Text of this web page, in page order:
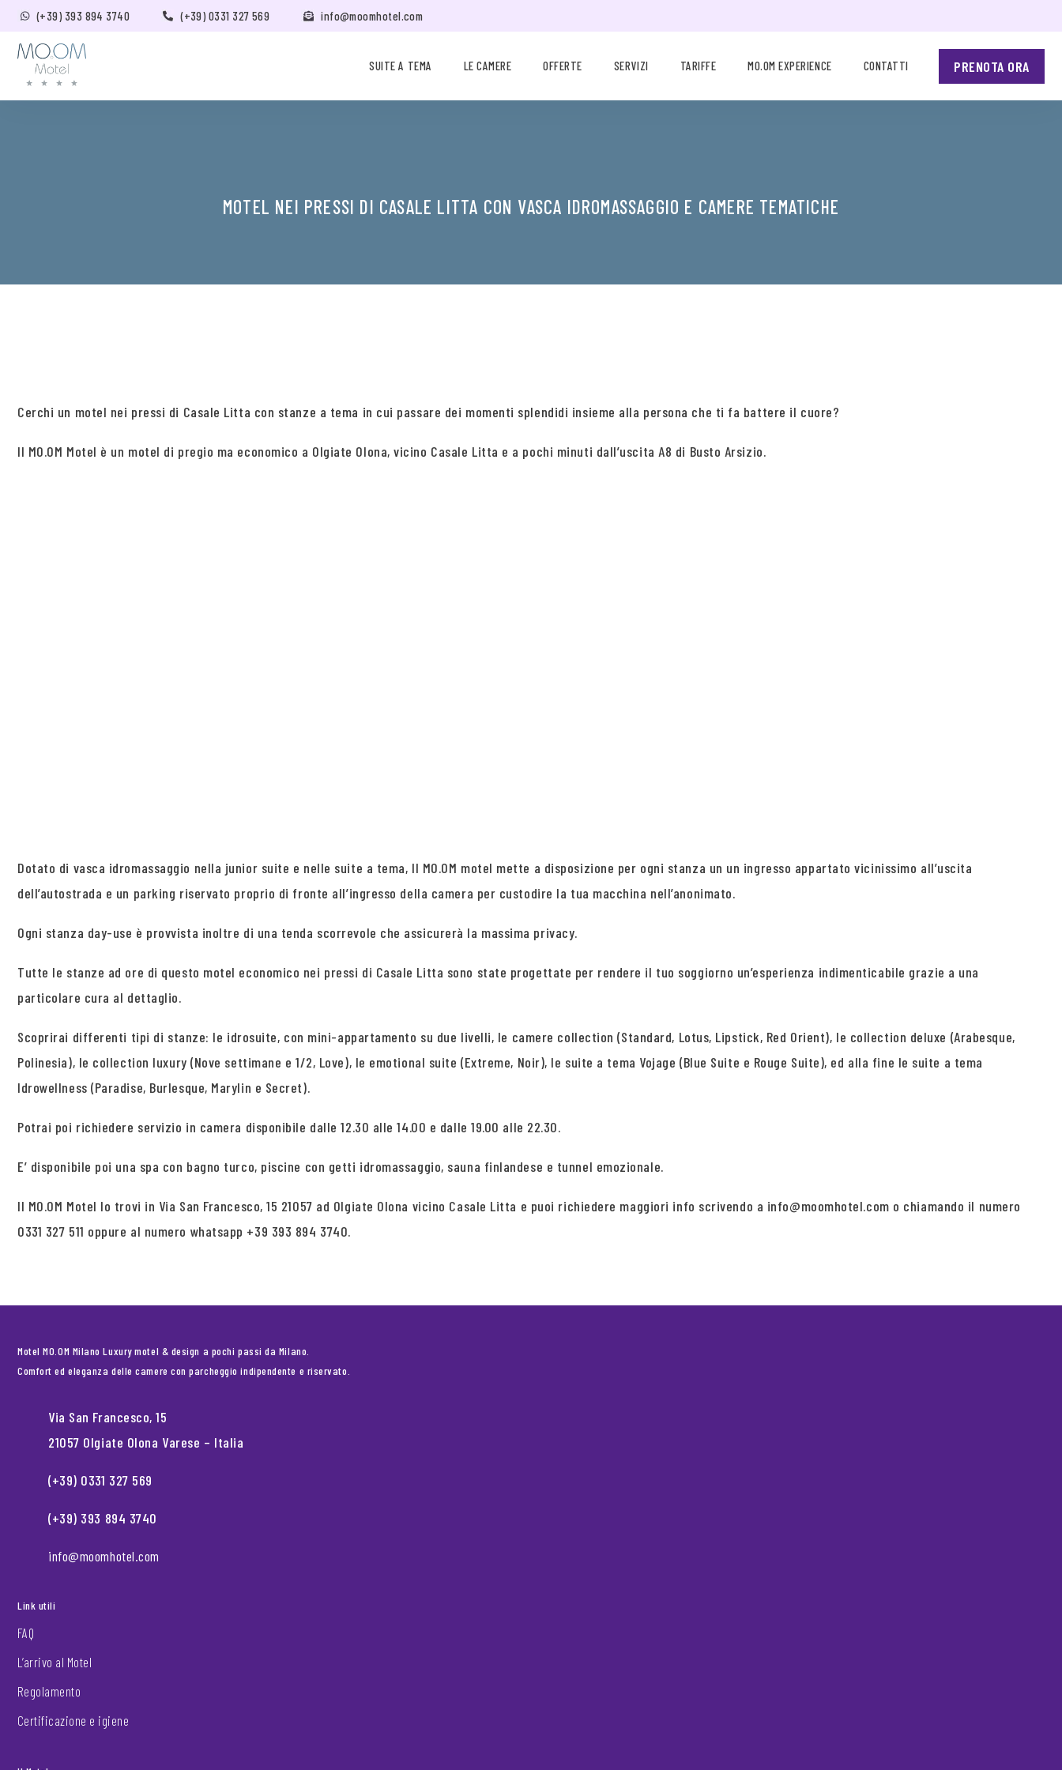
(+39) 393 894 3740 (+39) 0331 327 569 info@moomhotel.com
SUITE A TEMA LE CAMERE OFFERTE SERVIZI TARIFFE MO.OM EXPERIENCE CONTATTI PRENOTA ORA
MOTEL NEI PRESSI DI CASALE LITTA CON VASCA IDROMASSAGGIO E CAMERE TEMATICHE
Cerchi un motel nei pressi di Casale Litta con stanze a tema in cui passare dei momenti splendidi insieme alla persona che ti fa battere il cuore?
Il MO.OM Motel è un motel di pregio ma economico a Olgiate Olona, vicino Casale Litta e a pochi minuti dall’uscita A8 di Busto Arsizio.
Dotato di vasca idromassaggio nella junior suite e nelle suite a tema, Il MO.OM motel mette a disposizione per ogni stanza un un ingresso appartato vicinissimo all’uscita
dell’autostrada e un parking riservato proprio di fronte all’ingresso della camera per custodire la tua macchina nell’anonimato.
Ogni stanza day-use è provvista inoltre di una tenda scorrevole che assicurerà la massima privacy.
Tutte le stanze ad ore di questo motel economico nei pressi di Casale Litta sono state progettate per rendere il tuo soggiorno un’esperienza indimenticabile grazie a una
particolare cura al dettaglio.
Scoprirai differenti tipi di stanze: le idrosuite, con mini-appartamento su due livelli, le camere collection (Standard, Lotus, Lipstick, Red Orient), le collection deluxe (Arabesque,
Polinesia), le collection luxury (Nove settimane e 1/2, Love), le emotional suite (Extreme, Noir), le suite a tema Vojage (Blue Suite e Rouge Suite), ed alla fine le suite a tema
Idrowellness (Paradise, Burlesque, Marylin e Secret).
Potrai poi richiedere servizio in camera disponibile dalle 12.30 alle 14.00 e dalle 19.00 alle 22.30.
E’ disponibile poi una spa con bagno turco, piscine con getti idromassaggio, sauna finlandese e tunnel emozionale.
Il MO.OM Motel lo trovi in Via San Francesco, 15 21057 ad Olgiate Olona vicino Casale Litta e puoi richiedere maggiori info scrivendo a info@moomhotel.com o chiamando il numero
0331 327 511 oppure al numero whatsapp +39 393 894 3740.
Motel MO.OM Milano Luxury motel & design a pochi passi da Milano.
Comfort ed eleganza delle camere con parcheggio indipendente e riservato.
Via San Francesco, 15
21057 Olgiate Olona Varese – Italia
(+39) 0331 327 569
(+39) 393 894 3740
info@moomhotel.com
Link utili
FAQ
L’arrivo al Motel
Regolamento
Certificazione e igiene